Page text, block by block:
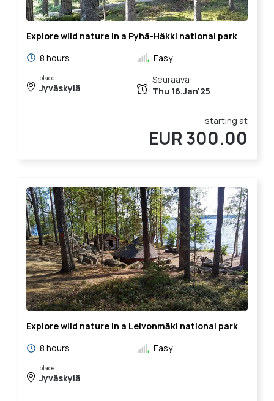
Explore wild nature in a Pyhä-Häkki national park
8 hours
Easy
place
Jyväskylä
Seuraava:
Thu 16.Jan'25
starting at
EUR 300.00
Explore wild nature in a Leivonmäki national park
8 hours
Easy
place
Jyväskylä